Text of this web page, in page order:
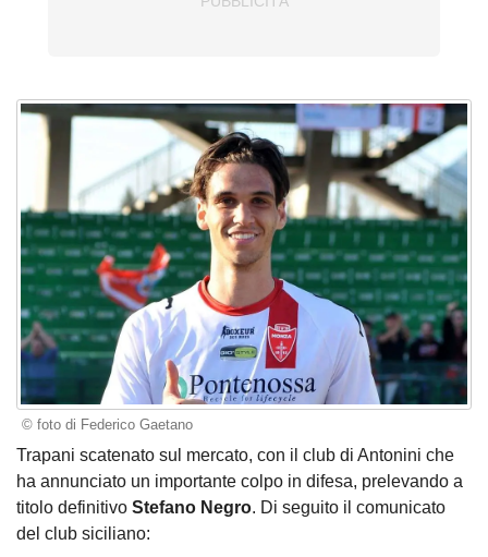
© foto di Federico Gaetano
Trapani scatenato sul mercato, con il club di Antonini che
ha annunciato un importante colpo in difesa, prelevando a
titolo definitivo Stefano Negro. Di seguito il comunicato
del club siciliano: